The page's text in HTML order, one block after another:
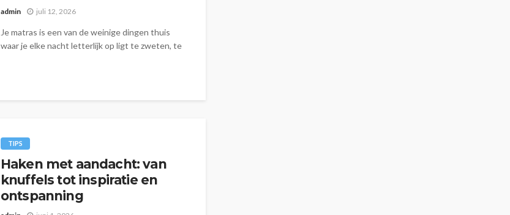
admin juli 12, 2026
Je matras is een van de weinige dingen thuis
waar je elke nacht letterlijk op ligt te zweten, te
TIPS
Haken met aandacht: van
knuffels tot inspiratie en
ontspanning